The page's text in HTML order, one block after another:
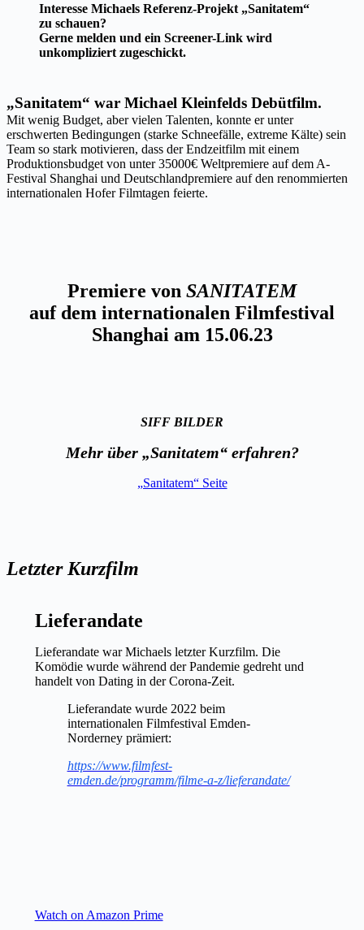
Interesse Michaels Referenz-Projekt „Sanitatem“
zu schauen?
Gerne melden und ein Screener-Link wird
unkompliziert zugeschickt.
„Sanitatem“ war Michael Kleinfelds Debütfilm.
Mit wenig Budget, aber vielen Talenten, konnte er unter
erschwerten Bedingungen (starke Schneefälle, extreme Kälte) sein
Team so stark motivieren, dass der Endzeitfilm mit einem
Produktionsbudget von unter 35000€ Weltpremiere auf dem A-
Festival Shanghai und Deutschlandpremiere auf den renommierten
internationalen Hofer Filmtagen feierte.
Premiere von SANITATEM
auf dem internationalen Filmfestival
Shanghai am 15.06.23
SIFF BILDER
Mehr über „Sanitatem“ erfahren?
„Sanitatem“ Seite
Letzter Kurzfilm
Lieferandate
Lieferandate war Michaels letzter Kurzfilm. Die
Komödie wurde während der Pandemie gedreht und
handelt von Dating in der Corona-Zeit.
Lieferandate wurde 2022 beim
internationalen Filmfestival Emden-
Norderney prämiert:
https://www.filmfest-
emden.de/programm/filme-a-z/lieferandate/
Watch on Amazon Prime